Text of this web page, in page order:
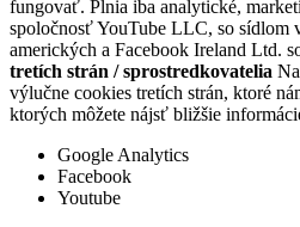
fungovať. Plnia iba analytické,
spoločnosť YouTube LLC, so sídlom
amerických a Facebook Ireland Ltd.
tretích strán / sprostredkovatelia
výlučne cookies tretích strán, ktoré
ktorých môžete nájsť bližšie
Google Analytics
Facebook
Youtube